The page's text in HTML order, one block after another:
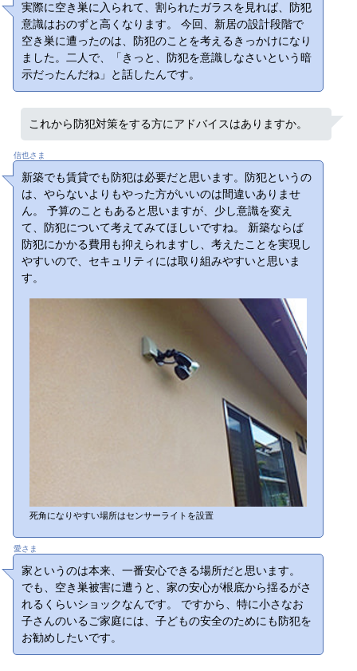
実際に空き巣に入られて、割られたガラスを見れば、防犯
意識はおのずと高くなります。 今回、新居の設計段階で
空き巣に遭ったのは、防犯のことを考えるきっかけになり
ました。二人で、「きっと、防犯を意識しなさいという暗
示だったんだね」と話したんです。
これから防犯対策をする方にアドバイスはありますか。
信也さま
新築でも賃貸でも防犯は必要だと思います。防犯というの
は、やらないよりもやった方がいいのは間違いありませ
ん。 予算のこともあると思いますが、少し意識を変え
て、防犯について考えてみてほしいですね。 新築ならば
防犯にかかる費用も抑えられますし、考えたことを実現し
やすいので、セキュリティには取り組みやすいと思いま
す。
死角になりやすい場所はセンサーライトを設置
愛さま
家というのは本来、一番安心できる場所だと思います。
でも、空き巣被害に遭うと、家の安心が根底から揺るがさ
れるくらいショックなんです。 ですから、特に小さなお
子さんのいるご家庭には、子どもの安全のためにも防犯を
お勧めしたいです。